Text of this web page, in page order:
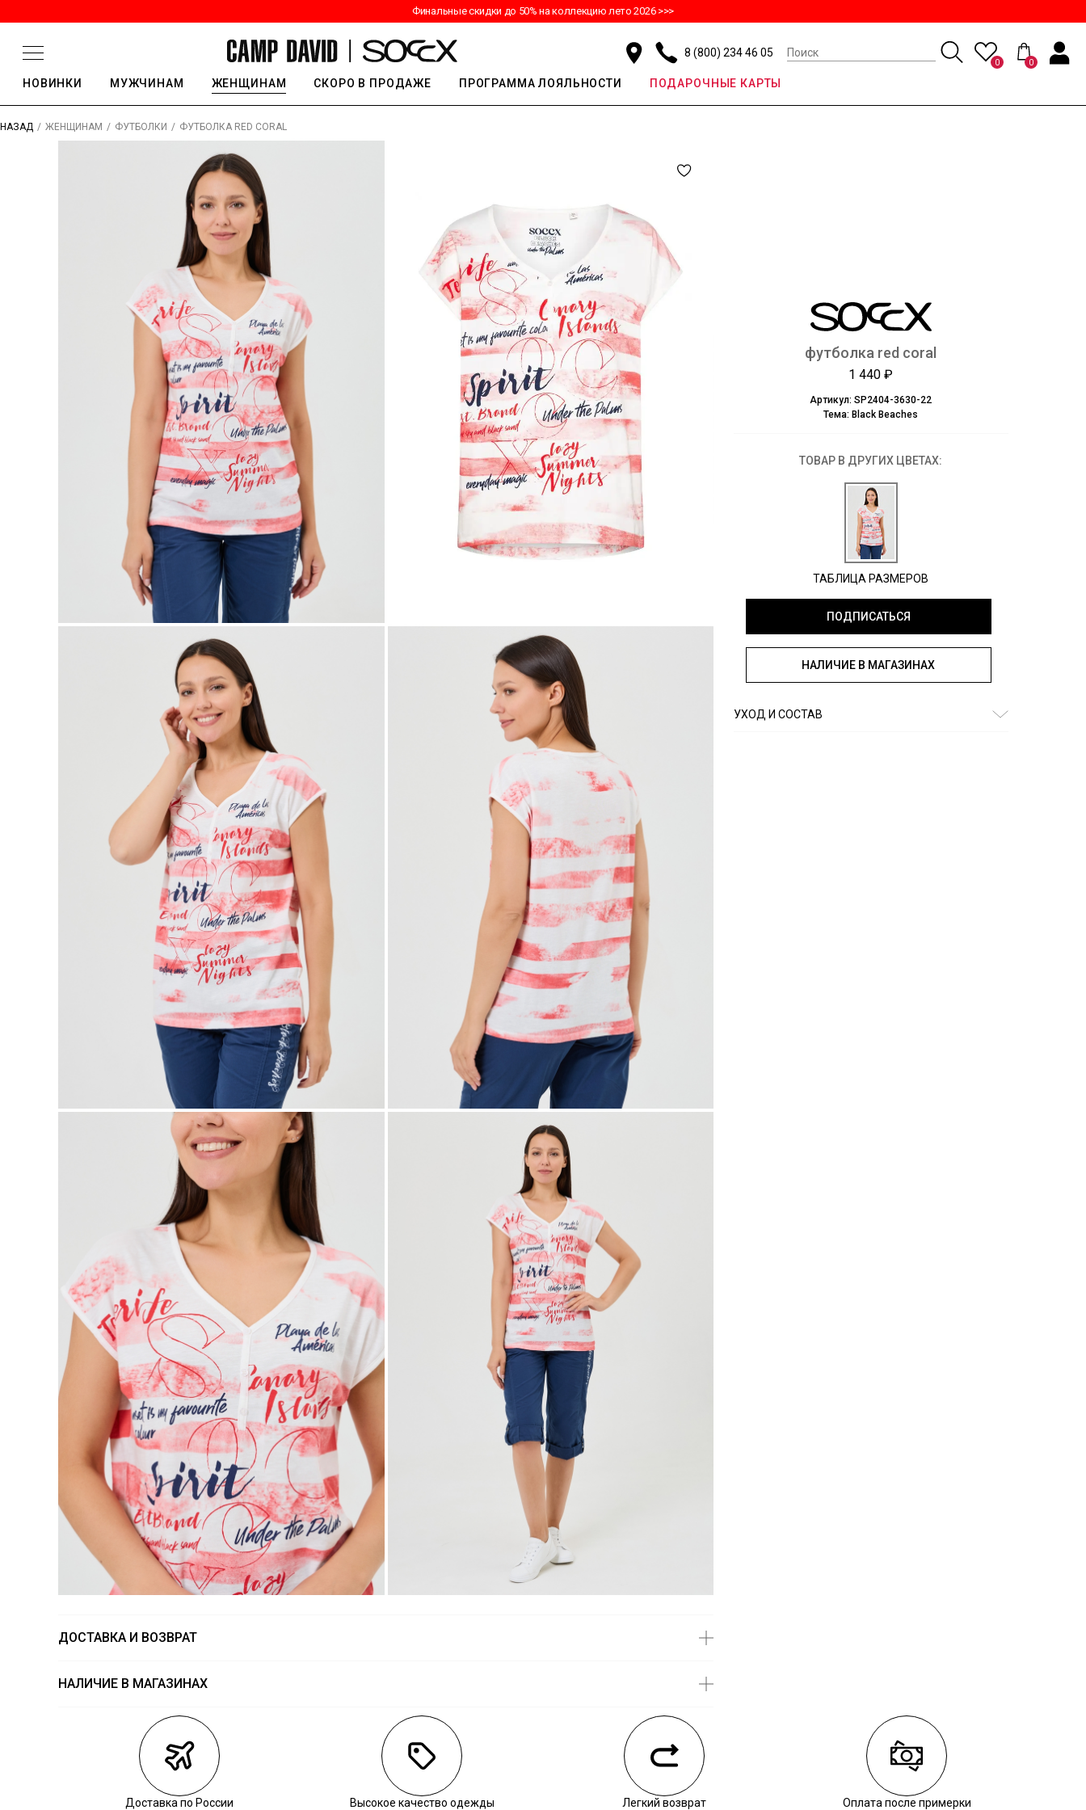
Финальные скидки до 50% на коллекцию лето 2026 >>>
8 (800) 234 46 05
0 0
НОВИНКИ МУЖЧИНАМ ЖЕНЩИНАМ СКОРО В ПРОДАЖЕ ПРОГРАММА ЛОЯЛЬНОСТИ ПОДАРОЧНЫЕ КАРТЫ
НАЗАД / ЖЕНЩИНАМ / ФУТБОЛКИ / ФУТБОЛКА RED CORAL
ДОСТАВКА И ВОЗВРАТ
Курьерская доставка СДЭК
Самовывоз из пункта выдачи СДЭК
Самовывоз из наших магазинов
НАЛИЧИЕ В МАГАЗИНАХ
футболка red coral
1 440 ₽
Артикул: SP2404-3630-22
Тема: Black Beaches
ТОВАР В ДРУГИХ ЦВЕТАХ:
ТАБЛИЦА РАЗМЕРОВ
ПОДПИСАТЬСЯ
НАЛИЧИЕ В МАГАЗИНАХ
УХОД И СОСТАВ
Доставка по России Высокое качество одежды Легкий возврат Оплата после примерки